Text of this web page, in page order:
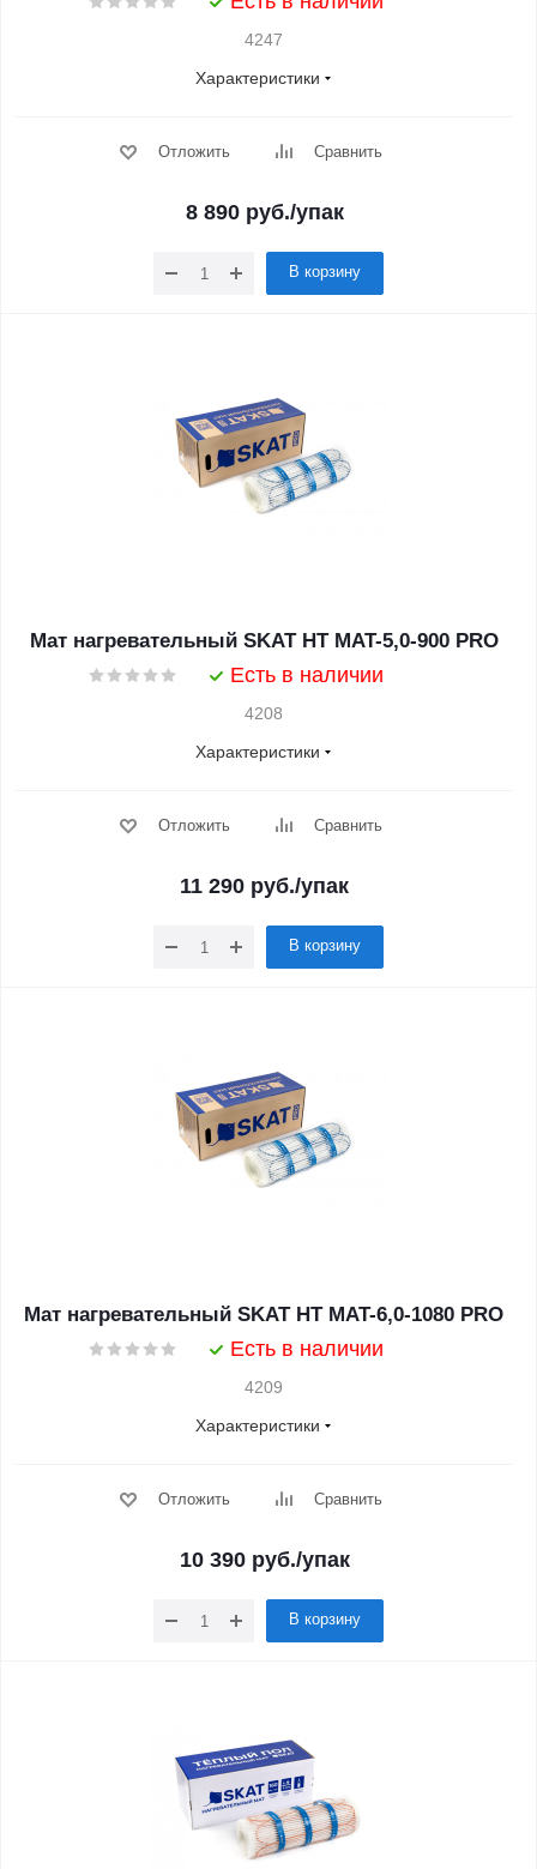
4247
Характеристики
Отложить Сравнить
8 890руб./упак
В корзину
Мат нагревательный SKAT HT MAT-5,0-900 PRO
Есть в наличии
4208
Характеристики
Отложить Сравнить
11 290 руб./упак
В корзину
Мат нагревательный SKAT HT MAT-6,0-1080 PRO
Есть в наличии
4209
Характеристики
Отложить Сравнить
10 390руб./упак
В корзину